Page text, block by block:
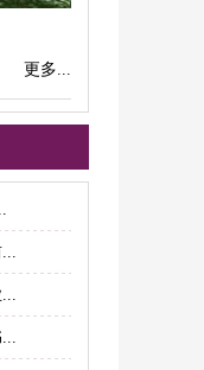
更多...